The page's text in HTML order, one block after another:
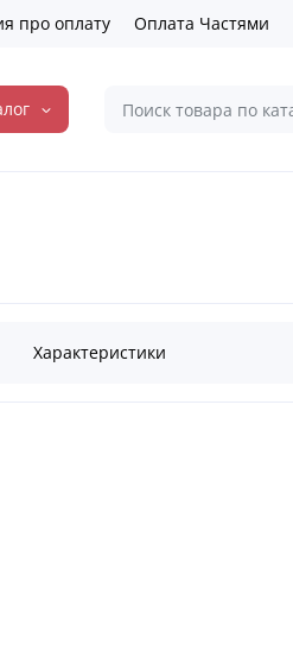
про оплату Оплата Частями
Характеристики